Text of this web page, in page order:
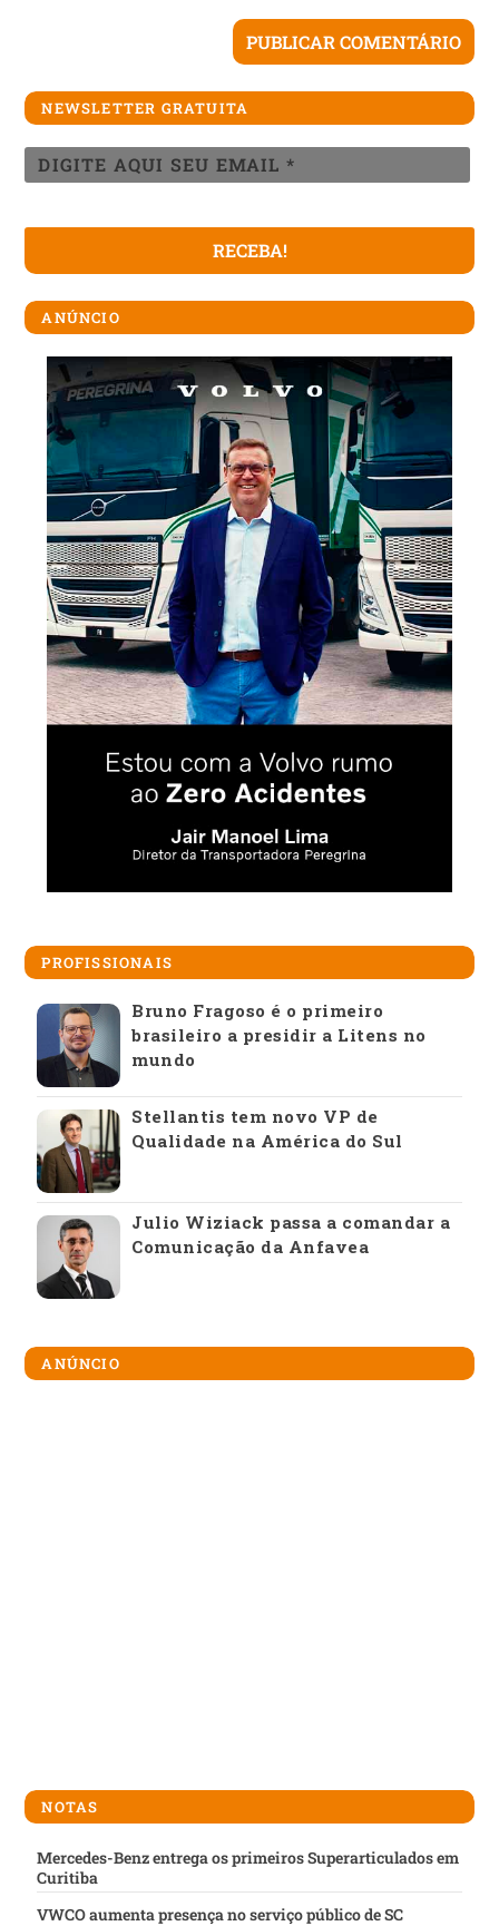
NEWSLETTER GRATUITA
ANÚNCIO
PROFISSIONAIS
Bruno Fragoso é o primeiro
brasileiro a presidir a Litens no
mundo
Stellantis tem novo VP de
Qualidade na América do Sul
Julio Wiziack passa a comandar a
Comunicação da Anfavea
ANÚNCIO
NOTAS
Mercedes-Benz entrega os primeiros Superarticulados em
Curitiba
VWCO aumenta presença no serviço público de SC